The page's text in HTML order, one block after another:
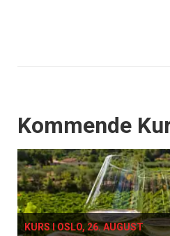
Events
Kommende
KURS I OSLO, 26. AUGUST